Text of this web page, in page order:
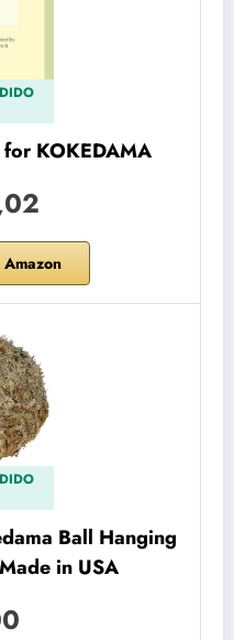
KOKEDAMA
Ball Hanging
in USA